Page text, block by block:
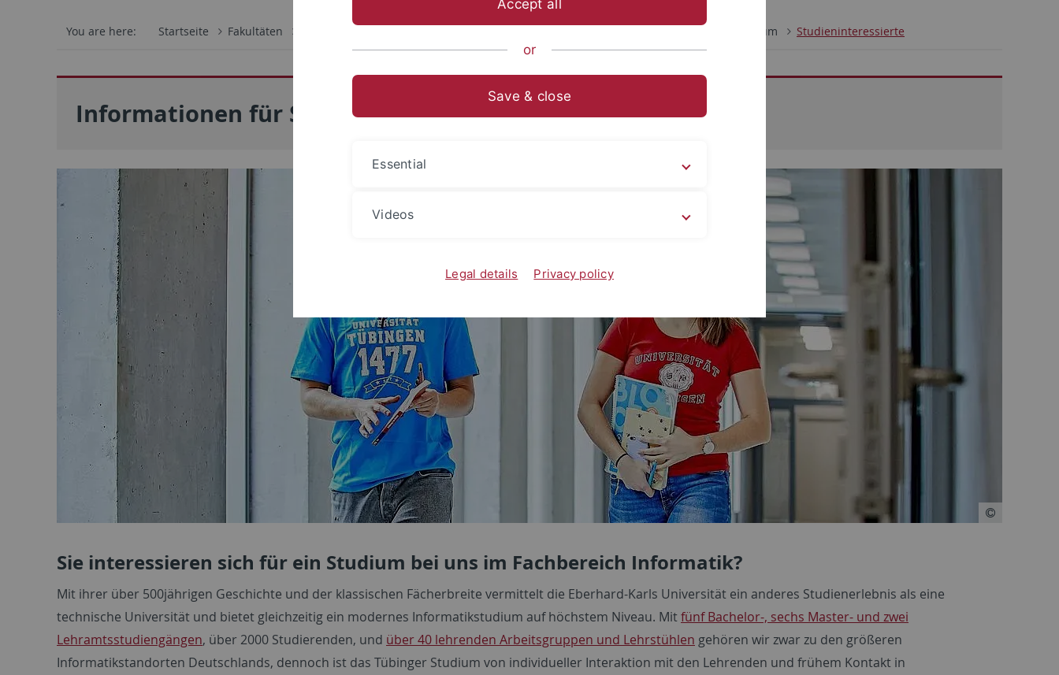
You are here: Startseite Fakultäten Studium Studieninteressierte
Informationen für Studieninteressierte
Sie interessieren sich für ein Studium bei uns im Fachbereich Informatik?
Mit ihrer über 500jährigen Geschichte und der klassischen Fächerbreite vermittelt die Eberhard-Karls Universität ein anderes Studienerlebnis als eine
technische Universität und bietet gleichzeitig ein modernes Informatikstudium auf höchstem Niveau. Mitfünf Bachelor-, sechs Master- und zwei
Lehramtsstudiengängen, über 2000 Studierenden, und über 40 lehrenden Arbeitsgruppen und Lehrstühlen gehören wir zwar zu den größeren
Informatikstandorten Deutschlands, dennoch ist das Tübinger Studium von individueller Interaktion mit den Lehrenden und frühem Kontakt in
Accept all
or
Save & close
Essential
Videos
Legal details Privacy policy